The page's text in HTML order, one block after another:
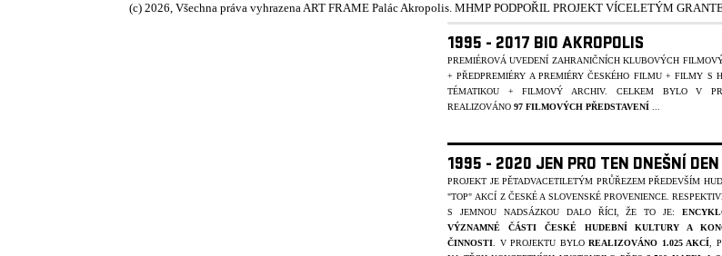
1995 - 2017 BIO AKROPOLIS
PREMIÉROVÁ UVEDENÍ ZAHRANIČNÍCH KLUBOVÝCH
+ PŘEDPREMIÉRY A PREMIÉRY ČESKÉHO FILMU + FILMY S
TÉMATIKOU + FILMOVÝ ARCHIV. CELKEM BYLO V
REALIZOVÁNO 97 FILMOVÝCH PŘEDSTAVENÍ
1995 - 2020 JEN PRO TEN DNEŠNÍ
PROJEKT JE PĚTADVACETILETÝM PRŮŘEZEM PŘEDEVŠÍM
"TOP" AKCÍ Z ČESKÉ A SLOVENSKÉ PROVENIENCE.
S JEMNOU NADSÁZKOU DALO ŘÍCI, ŽE TO JE:
VÝZNAMNÉ ČÁSTI ČESKÉ HUDEBNÍ KULTURY A
ČINNOSTI . V PROJEKTU BYLOREALIZOVÁNO 1.025 AKCÍ ,
(c) 2026, Všechna práva vyhrazena ART FRAME Palác Akropolis. MHMP PODPOŘIL PROJEKT VÍCELETÝM